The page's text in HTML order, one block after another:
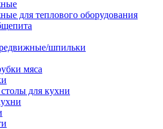
для теплового оборудования
шпильки
мяса
для кухни